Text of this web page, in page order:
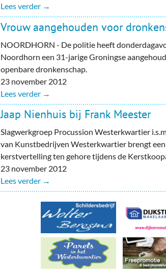
Podia & Dorpshuizen Onderwijs
Politieke
Lees verder →
Vrouw aangehouden voor
NOORDHORN - De politie heeft
Noordhorn een 31-jarige Groningse
openbare dronkenschap.
23 november 2012
Lees verder →
Jaap Nienhuis bij Frank Meester
Slagwerkgroep Procussion Westerkwartier
van Kunstbedrijven Westerkwartier brengt
kerstvertelling ten gehore tijdens de
23 november 2012
Lees verder →